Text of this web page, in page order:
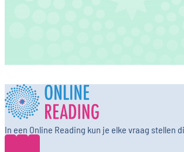
In een Online Reading kun je elke vraag